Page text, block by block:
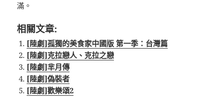
滿。
相關文章:
[陸劇]孤獨的美食家中國版 第一季：台灣篇
[陸劇]克拉戀人、克拉之戀
[陸劇]芈月傳
[陸劇]偽裝者
[陸劇]歡樂頌2